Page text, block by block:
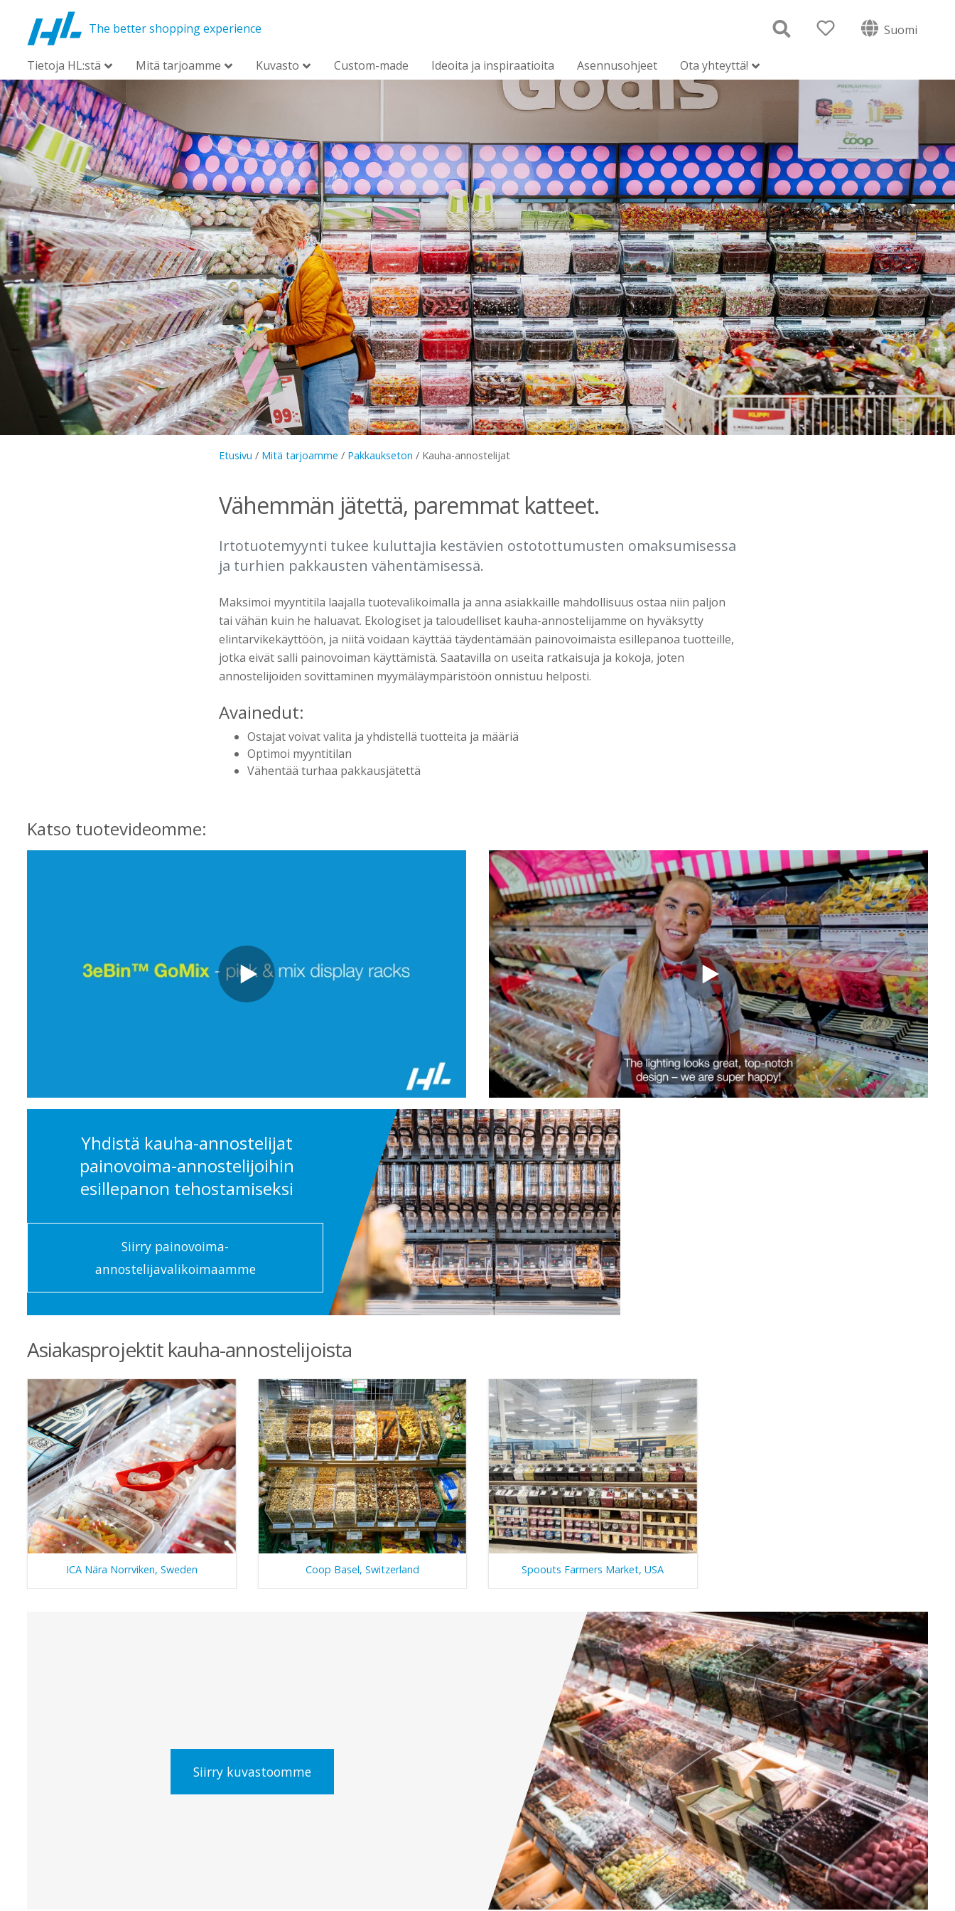
The better shopping experience Suomi
Tietoja HL:stä Mitä tarjoamme Kuvasto Custom-made Ideoita ja inspiraatioita Asennusohjeet Ota yhteyttä!
Etusivu / Mitä tarjoamme / Pakkaukseton / Kauha-annostelijat
Vähemmän jätettä, paremmat katteet.
Irtotuotemyynti tukee kuluttajia kestävien ostotottumusten omaksumisessa
ja turhien pakkausten vähentämisessä.
Maksimoi myyntitila laajalla tuotevalikoimalla ja anna asiakkaille mahdollisuus ostaa niin paljon
tai vähän kuin he haluavat. Ekologiset ja taloudelliset kauha-annostelijamme on hyväksytty
elintarvikekäyttöön, ja niitä voidaan käyttää täydentämään painovoimaista esillepanoa tuotteille,
jotka eivät salli painovoiman käyttämistä. Saatavilla on useita ratkaisuja ja kokoja, joten
annostelijoiden sovittaminen myymäläympäristöön onnistuu helposti.
Avainedut:
Ostajat voivat valita ja yhdistellä tuotteita ja määriä
Optimoi myyntitilan
Vähentää turhaa pakkausjätettä
Katso tuotevideomme:
Yhdistä kauha-annostelijat
painovoima-annostelijoihin
esillepanon tehostamiseksi
Siirry painovoima-
annostelijavalikoimaamme
Asiakasprojektit kauha-annostelijoista
ICA Nära Norrviken, Sweden Coop Basel, Switzerland Spoouts Farmers Market, USA
Siirry kuvastoomme